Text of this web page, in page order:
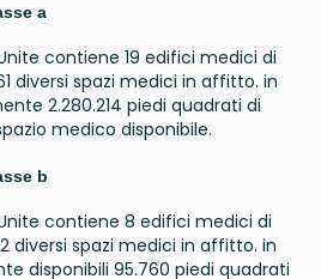
a
contiene 19 edifici medici di
diversi spazi medici in affitto. in
2.280.214 piedi quadrati di
medico disponibile.
b
contiene 8 edifici medici di
diversi spazi medici in affitto. in
disponibili 95.760 piedi quadrati